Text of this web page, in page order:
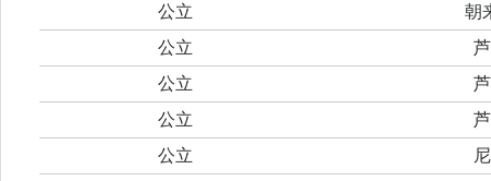
公立
朝
公立
公立
公立
公立